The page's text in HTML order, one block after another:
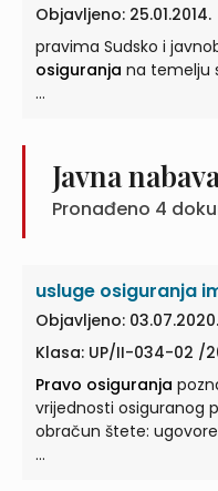
Objavljeno: 25.01.2014.
pravima Sudsko i
osiguranja na temelju
...
Javna
Pronađeno 4
usluge osiguranja
Objavljeno: 03.07.2020.
Klasa: UP/II-034-02 /
Pravo osiguranja
vrijednosti osiguranog
obračun štete:
...